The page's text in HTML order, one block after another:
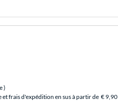
)
et frais d'expédition en sus à partir de € 9,90